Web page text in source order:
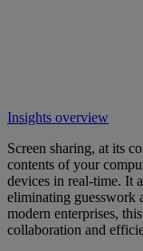
Insights overview
Screen sharing, at its
contents of your
devices in real-time. It
eliminating guesswork
modern enterprises,
collaboration and